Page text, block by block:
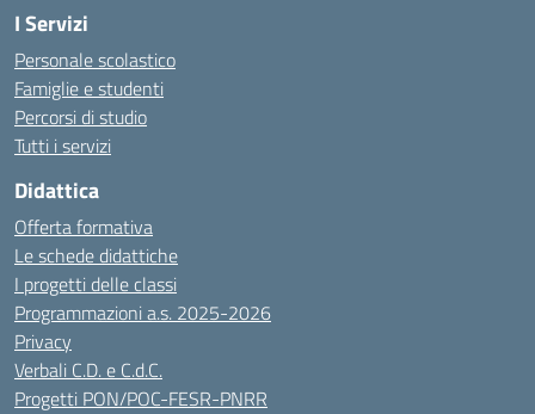
I Servizi
Personale scolastico
Famiglie e studenti
Percorsi di studio
Tutti i servizi
Didattica
Offerta formativa
Le schede didattiche
I progetti delle classi
Programmazioni a.s. 2025-2026
Privacy
Verbali C.D. e C.d.C.
Progetti PON/POC-FESR-PNRR